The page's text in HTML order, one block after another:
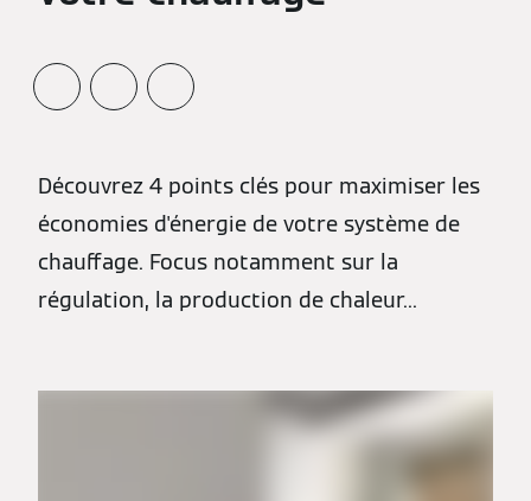
Découvrez 4 points clés pour maximiser les
économies d'énergie de votre système de
chauffage. Focus notamment sur la
régulation, la production de chaleur...